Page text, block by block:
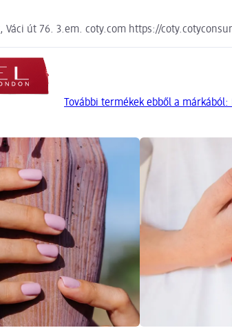
Váci út 76. 3.em. coty.com https://
További termékek ebből a márkából: